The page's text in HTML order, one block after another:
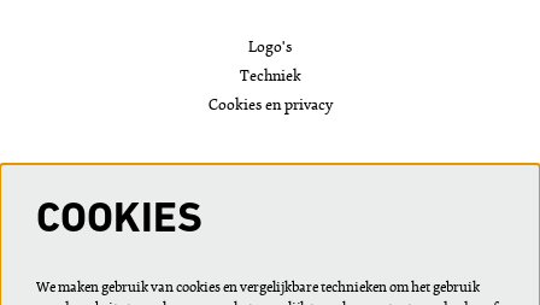
Logo's
Techniek
Cookies en privacy
COOKIES
We maken gebruik van cookies en vergelijkbare technieken om het gebruik